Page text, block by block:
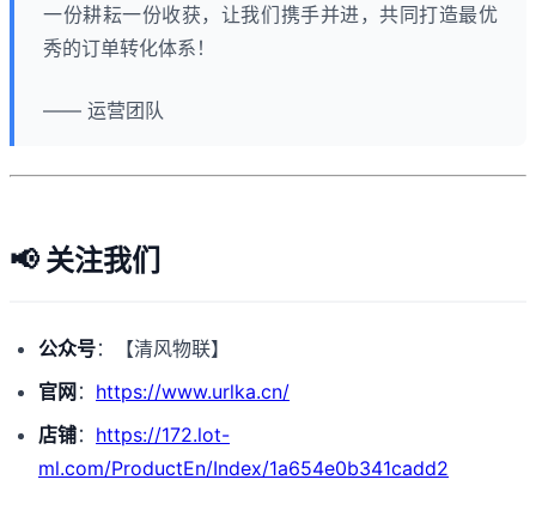
一份耕耘一份收获，让我们携手并进，共同打造最优
秀的订单转化体系！
—— 运营团队
📢 关注我们
公众号：【清风物联】
官网： https://www.urlka.cn/
店铺： https://172.lot-
ml.com/ProductEn/Index/1a654e0b341cadd2